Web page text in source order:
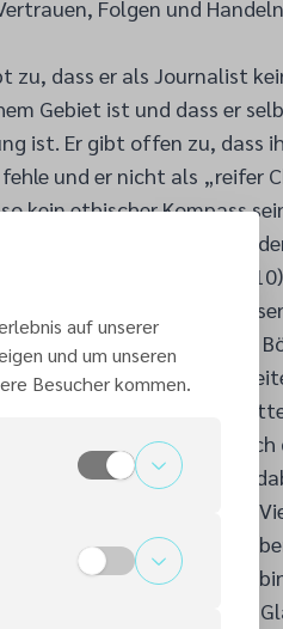
Folgen und
zu, dass er als Journalist
Gebiet ist und dass er
ist. Er gibt offen zu, dass
und er nicht als „reifer
kein ethischer Kompass
auf die drängenden Fragen
„Christsein ist schön!“ (S.
sind frei, über nicht
und zu diskutieren.
tun und die
auch moderne
und persönlich schreibt
der Seele und begibt sich
Bei Reizthemen wirbt er für
kann die Kritik lauten: zu
ist eigenwillig
an, da es im Kern um
auf unserer
und um unseren
Besucher kommen.